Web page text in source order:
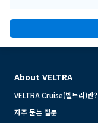
About VELTRA
VELTRA Cruise(벨트라)란?
자주 묻는 질문